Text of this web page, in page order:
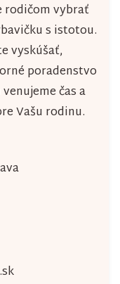
rodičom vybrať
s istotou.
vyskúšať,
poradenstvo
čas a
Vašu rodinu.